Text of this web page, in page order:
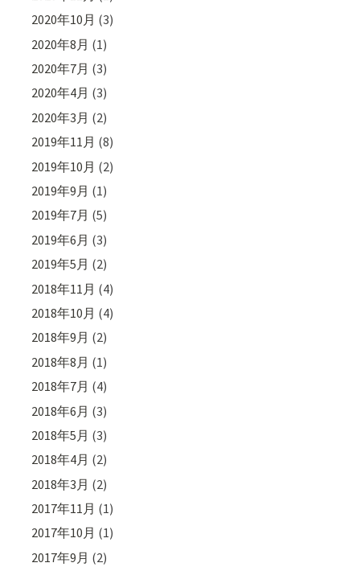
2020年10月 (3)
2020年8月 (1)
2020年7月 (3)
2020年4月 (3)
2020年3月 (2)
2019年11月 (8)
2019年10月 (2)
2019年9月 (1)
2019年7月 (5)
2019年6月 (3)
2019年5月 (2)
2018年11月 (4)
2018年10月 (4)
2018年9月 (2)
2018年8月 (1)
2018年7月 (4)
2018年6月 (3)
2018年5月 (3)
2018年4月 (2)
2018年3月 (2)
2017年11月 (1)
2017年10月 (1)
2017年9月 (2)